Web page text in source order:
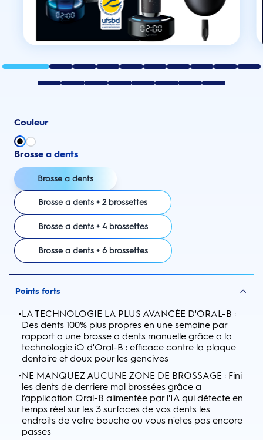
Couleur
Brosse a dents
Brosse a dents
Brosse a dents + 2 brossettes
Brosse a dents + 4 brossettes
Brosse a dents + 6 brossettes
Points forts
•LA TECHNOLOGIE LA PLUS AVANCÉE D'ORAL-B :
Des dents 100% plus propres en une semaine par
rapport a une brosse a dents manuelle grâce a la
technologie iO d'Oral-B : efficace contre la plaque
dentaire et doux pour les gencives
•NE MANQUEZ AUCUNE ZONE DE BROSSAGE : Fini
les dents de derriere mal brossées grâce a
l’application Oral-B alimentée par l'IA qui détecte en
temps réel sur les 3 surfaces de vos dents les
endroits de votre bouche ou vous n'etes pas encore
passes